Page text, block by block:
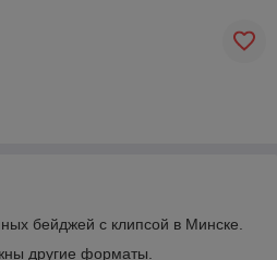
бейджей с клипсой в Минске.
другие форматы.